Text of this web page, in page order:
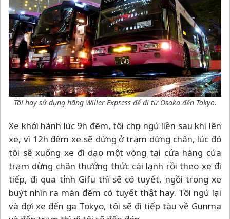
Tôi hay sử dụng hãng Willer Express để đi từ Osaka đến Tokyo.
Xe khởi hành lúc 9h đêm, tôi chọn ngủ liền sau khi lên
xe, vì 12h đêm xe sẽ dừng ở trạm dừng chân, lúc đó
tôi sẽ xuống xe đi dạo một vòng tại cửa hàng của
trạm dừng chân thưởng thức cái lạnh rồi theo xe đi
tiếp, đi qua tỉnh Gifu thì sẽ có tuyết, ngồi trong xe
buýt nhìn ra màn đêm có tuyết thật hay. Tôi ngủ lại
và đợi xe đến ga Tokyo, tôi sẽ đi tiếp tàu về Gunma